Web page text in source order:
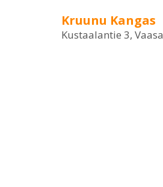
Kruunu Kangas
Kustaalantie 3, Vaasa